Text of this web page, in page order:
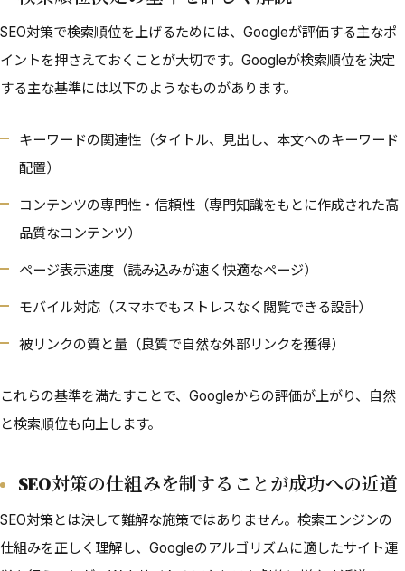
SEO対策で検索順位を上げるためには、Googleが評価する主なポ
イントを押さえておくことが大切です。Googleが検索順位を決定
する主な基準には以下のようなものがあります。
キーワードの関連性（タイトル、見出し、本文へのキーワード
配置）
コンテンツの専門性・信頼性（専門知識をもとに作成された高
品質なコンテンツ）
ページ表示速度（読み込みが速く快適なページ）
モバイル対応（スマホでもストレスなく閲覧できる設計）
被リンクの質と量（良質で自然な外部リンクを獲得）
これらの基準を満たすことで、Googleからの評価が上がり、自然
と検索順位も向上します。
SEO対策の仕組みを制することが成功への近道
SEO対策とは決して難解な施策ではありません。検索エンジンの
仕組みを正しく理解し、Googleのアルゴリズムに適したサイト運